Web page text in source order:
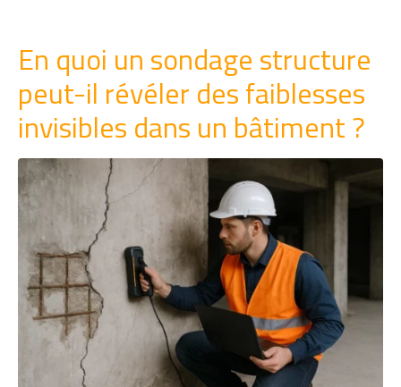
En quoi un sondage structure
peut-il révéler des faiblesses
invisibles dans un bâtiment ?